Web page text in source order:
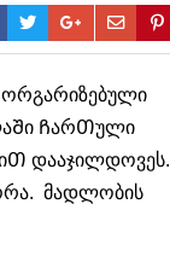
ორგარიზებული
ᲩარᲗული
დააჯილდოვეს.
მადლობის